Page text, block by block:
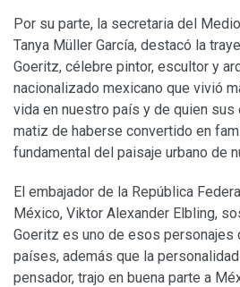
Por su parte, la secretaria del
Tanya Müller García, destacó la
Goeritz, célebre pintor, escultor y
nacionalizado mexicano que vivió
vida en nuestro país y de quien
matiz de haberse convertido en
fundamental del paisaje urbano de
El embajador de la República
México, Viktor Alexander Elbling,
Goeritz es uno de esos personajes
países, además que la
pensador, trajo en buena parte a